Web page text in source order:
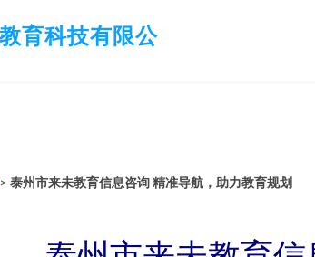
育科技有限公
> 泰州市来未教育信息咨询 精准导航，助力教育规划